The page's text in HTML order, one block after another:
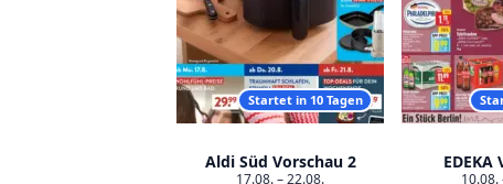
Startet in 10 Tagen
Aldi Süd Vorschau 2
17.08. – 22.08.
EDEKA
10.08.